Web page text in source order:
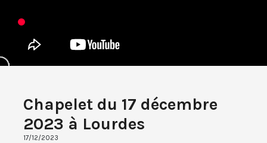
Chapelet du 17 décembre
2023 à Lourdes
17/12/2023